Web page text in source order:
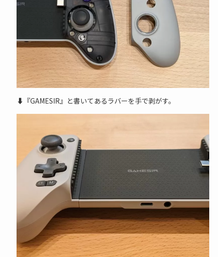
⬇『GAMESIR』と書いてあるラバーを手で剥がす。